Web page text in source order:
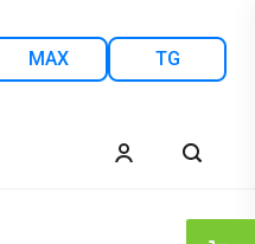
MAX TG